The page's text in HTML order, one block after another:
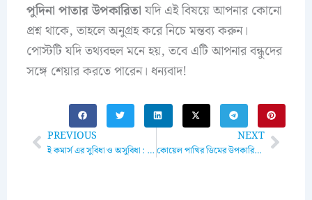
পুদিনা পাতার উপকারিতা যদি এই বিষয়ে আপনার কোনো
প্রশ্ন থাকে, তাহলে অনুগ্রহ করে নিচে মন্তব্য করুন।
পোস্টটি যদি তথ্যবহুল মনে হয়, তবে এটি আপনার বন্ধুদের
সঙ্গে শেয়ার করতে পারেন। ধন্যবাদ!
Prev
PREVIOUS
ই কমার্স এর সুবিধা ও অসুবিধা : একটি সম্পূর্ণ পর্যালোচনা
NEXT
কোয়েল পাখির ডিমের উপকারিতা: পুষ্টিগুণ ও স্বাস্থ্য সুবিধা Next